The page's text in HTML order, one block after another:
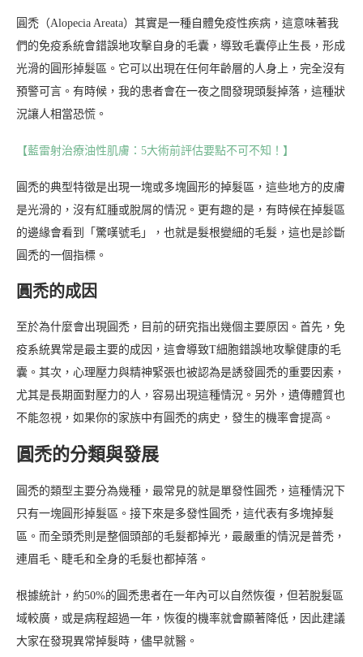
圓禿（Alopecia Areata）其實是一種自體免疫性疾病，這意味著我
們的免疫系統會錯誤地攻擊自身的毛囊，導致毛囊停止生長，形成
光滑的圓形掉髮區。它可以出現在任何年齡層的人身上，完全沒有
預警可言。有時候，我的患者會在一夜之間發現頭髮掉落，這種狀
況讓人相當恐慌。
【藍雷射治療油性肌膚：5大術前評估要點不可不知！】
圓禿的典型特徵是出現一塊或多塊圓形的掉髮區，這些地方的皮膚
是光滑的，沒有紅腫或脫屑的情況。更有趣的是，有時候在掉髮區
的邊緣會看到「驚嘆號毛」，也就是髮根變細的毛髮，這也是診斷
圓禿的一個指標。
圓禿的成因
至於為什麼會出現圓禿，目前的研究指出幾個主要原因。首先，免
疫系統異常是最主要的成因，這會導致T細胞錯誤地攻擊健康的毛
囊。其次，心理壓力與精神緊張也被認為是誘發圓禿的重要因素，
尤其是長期面對壓力的人，容易出現這種情況。另外，遺傳體質也
不能忽視，如果你的家族中有圓禿的病史，發生的機率會提高。
圓禿的分類與發展
圓禿的類型主要分為幾種，最常見的就是單發性圓禿，這種情況下
只有一塊圓形掉髮區。接下來是多發性圓禿，這代表有多塊掉髮
區。而全頭禿則是整個頭部的毛髮都掉光，最嚴重的情況是普禿，
連眉毛、睫毛和全身的毛髮也都掉落。
根據統計，約50%的圓禿患者在一年內可以自然恢復，但若脫髮區
域較廣，或是病程超過一年，恢復的機率就會顯著降低，因此建議
大家在發現異常掉髮時，儘早就醫。